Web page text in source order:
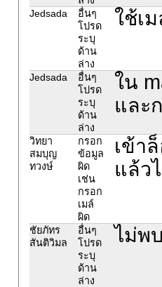
Jedsada
อื่นๆ
โปรด
ระบุ
ด้าน
ล่าง
ใช้เ
Jedsada
อื่นๆ
โปรด
ระบุ
ด้าน
ล่าง
ใน
และ
วิทยา
สมบุญ
ทวงษ์
กรอก
ข้อมูล
ผิด
เช่น
กรอก
เมล์
ผิด
เข้า
แล้ว
ชัยภัทร
สันติวิมล
อื่นๆ
โปรด
ระบุ
ด้าน
ล่าง
ไม่พ